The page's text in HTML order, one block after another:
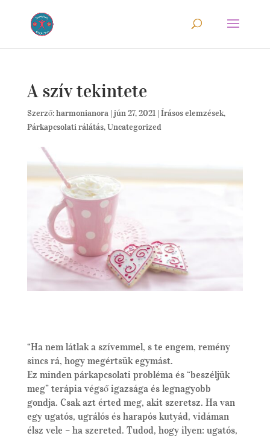
A szív tekintete
Szerző:harmonianora| jún 27, 2021| Írásos elemzések,
Párkapcsolati rálátás,Uncategorized
“Ha nem látlak a szívemmel, s te engem, remény
sincs rá, hogy megértsük egymást.
Ez minden párkapcsolati probléma és “beszéljük
meg” terápia végső igazsága és legnagyobb
gondja. Csak azt érted meg, akit szeretsz. Ha van
egy ugatós, ugrálós és harapós kutyád, vidáman
élsz vele – ha szereted. Tudod, hogy ilyen: ugatós,